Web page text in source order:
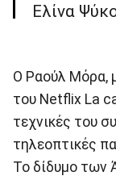
Ελίνα
Ο Ραούλ Μόρα,
του Netflix La
τεχνικές του
τηλεοπτικές
Το δίδυμο των